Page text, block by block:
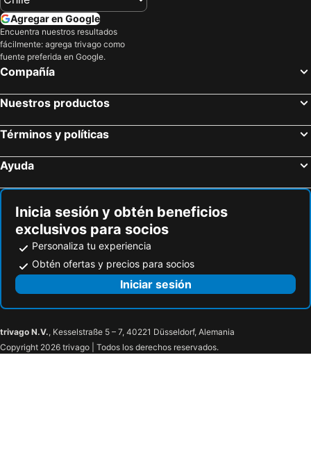
Agregar en Google
Encuentra nuestros resultados
fácilmente: agrega trivago como
fuente preferida en Google.
Compañía
Nuestros productos
Términos y políticas
Ayuda
Inicia sesión y obtén beneficios
exclusivos para socios
Personaliza tu experiencia
Obtén ofertas y precios para socios
Iniciar sesión
trivago N.V., Kesselstraße 5 – 7, 40221 Düsseldorf, Alemania
Copyright 2026 trivago | Todos los derechos reservados.